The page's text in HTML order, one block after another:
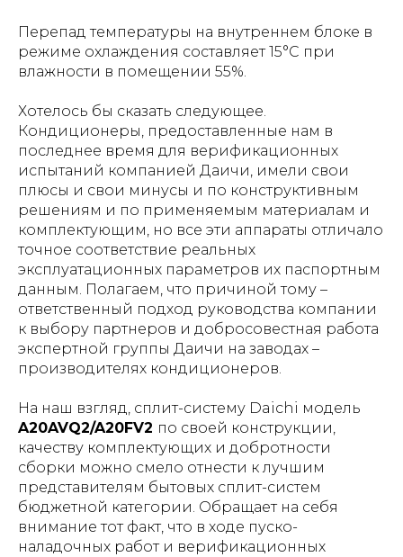
Перепад температуры на внутреннем блоке в
режиме охлаждения составляет 15°С при
влажности в помещении 55%.
Хотелось бы сказать следующее.
Кондиционеры, предоставленные нам в
последнее время для верификационных
испытаний компанией Даичи, имели свои
плюсы и свои минусы и по конструктивным
решениям и по применяемым материалам и
комплектующим, но все эти аппараты отличало
точное соответствие реальных
эксплуатационных параметров их паспортным
данным. Полагаем, что причиной тому –
ответственный подход руководства компании
к выбору партнеров и добросовестная работа
экспертной группы Даичи на заводах –
производителях кондиционеров.
На наш взгляд, сплит-систему Daichi модель
A20AVQ2/A20FV2 по своей конструкции,
качеству комплектующих и добротности
сборки можно смело отнести к лучшим
представителям бытовых сплит-систем
бюджетной категории. Обращает на себя
внимание тот факт, что в ходе пуско-
наладочных работ и верификационных